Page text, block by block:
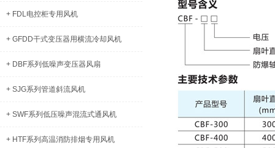
+ FDL电控柜专用风机
+ GFDD干式变压器用横流冷却风机
+ DBF系列低噪声变压器风扇
+ SJG系列管道斜流风机
+ SWF系列低压噪声混流式通风机
+ HTF系列高温消防排烟专用风机